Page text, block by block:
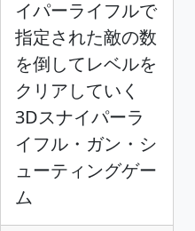
イパーライフルで
指定された敵の数
を倒してレベルを
クリアしていく
3Dスナイパーラ
イフル・ガン・シ
ューティングゲー
ム